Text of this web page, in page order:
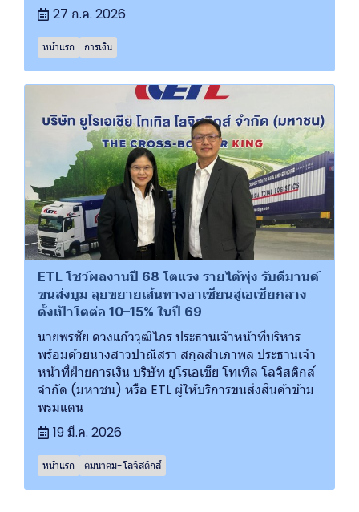
27 ก.ค. 2026
หน้าแรก การเงิน
ETL โชว์ผลงานปี 68 โตแรง รายได้พุ่ง รับดีมานด์
ขนส่งบูม ลุยขยายเส้นทางอาเซียนสู่เอเชียกลาง
ตั้งเป้าโตต่อ 10–15% ในปี 69
นายพรชัย ดวงแก้ววุฒิไกร ประธานเจ้าหน้าที่บริหาร
พร้อมด้วยนางสาวปาณิสรา สกุลสำเภาพล ประธานเจ้า
หน้าที่ฝ่ายการเงิน บริษัท ยูโรเอเชีย โทเทิล โลจิสติกส์
จำกัด (มหาชน) หรือ ETL ผู้ให้บริการขนส่งสินค้าข้าม
พรมแดน
19 มี.ค. 2026
หน้าแรก คมนาคม-โลจิสติกส์